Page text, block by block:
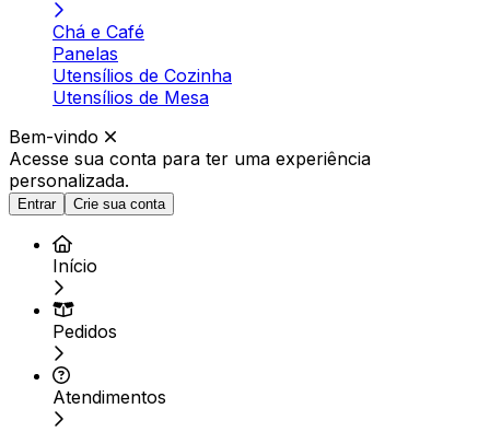
Chá e Café
Panelas
Utensílios de Cozinha
Utensílios de Mesa
Bem-vindo
Acesse sua conta para ter uma experiência
personalizada.
Entrar Crie sua conta
Início
Pedidos
Atendimentos